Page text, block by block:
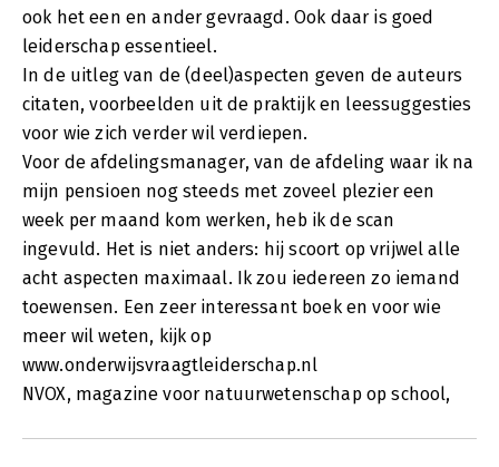
ook het een en ander gevraagd. Ook daar is goed
leiderschap essentieel.
In de uitleg van de (deel)aspecten geven de auteurs
citaten, voorbeelden uit de praktijk en leessuggesties
voor wie zich verder wil verdiepen.
Voor de afdelingsmanager, van de afdeling waar ik na
mijn pensioen nog steeds met zoveel plezier een
week per maand kom werken, heb ik de scan
ingevuld. Het is niet anders: hij scoort op vrijwel alle
acht aspecten maximaal. Ik zou iedereen zo iemand
toewensen. Een zeer interessant boek en voor wie
meer wil weten, kijk op
www.onderwijsvraagtleiderschap.nl
NVOX, magazine voor natuurwetenschap op school,